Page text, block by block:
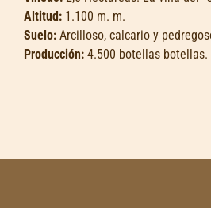
Altitud: 1.100 m. m.
Suelo: Arcilloso, calcario y
Producción: 4.500 botellas botellas.